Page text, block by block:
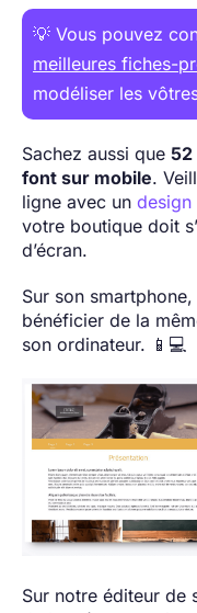
💡 Vous pouvez
meilleures fiches-
modéliser les
Sachez aussi que 52
font sur mobile.
ligne avec un design
votre boutique doit
d’écran.
Sur son
bénéficier de la
son ordinateur. 📱💻
Sur notre éditeur de